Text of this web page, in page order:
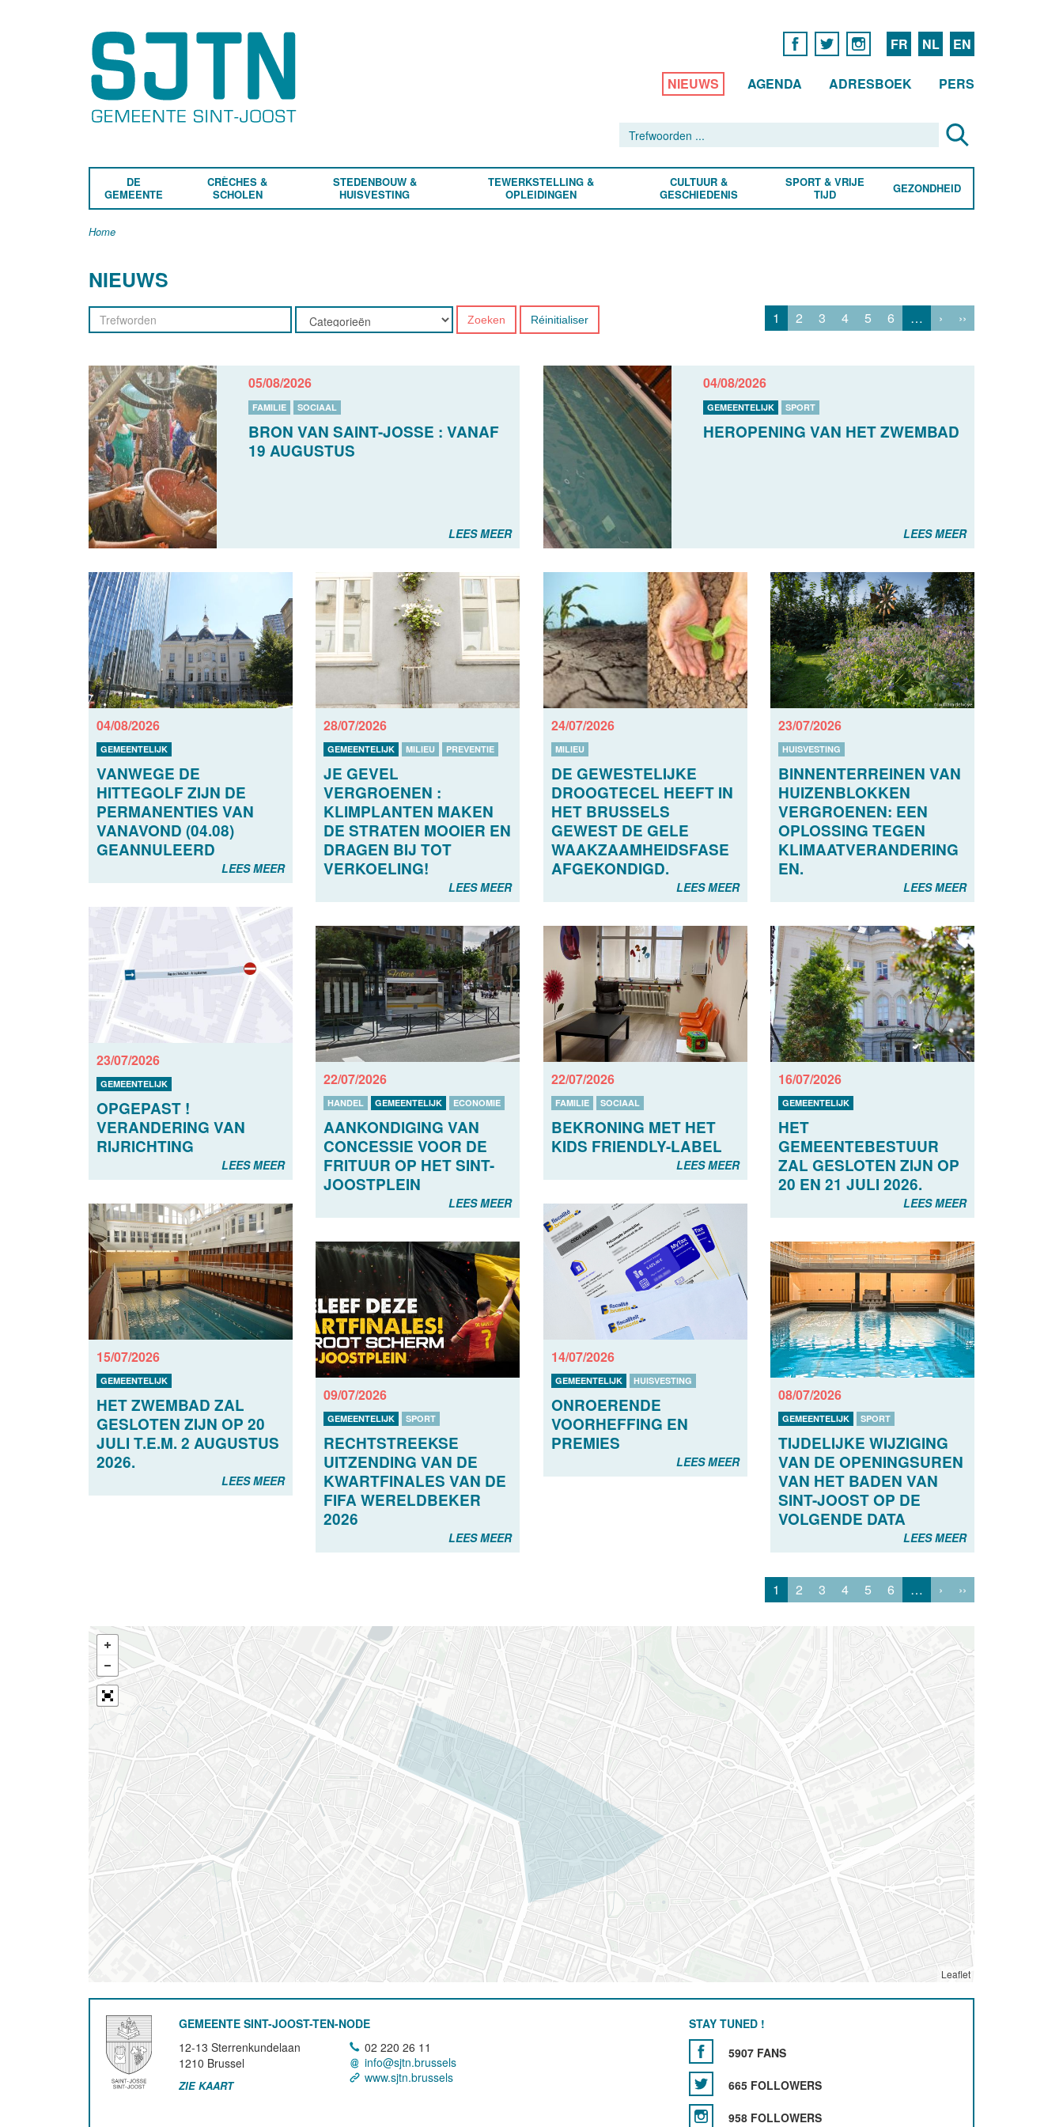
FR NL EN
NIEUWS AGENDA ADRESBOEK PERS
DE
GEMEENTE
CRÈCHES &
SCHOLEN
STEDENBOUW &
HUISVESTING
TEWERKSTELLING &
OPLEIDINGEN
CULTUUR &
GESCHIEDENIS
SPORT & VRIJE
TIJD
GEZONDHEID
Home
NIEUWS
Zoeken Réinitialiser 1 2 3 4 5 6 … › ››
05/08/2026
FAMILIE SOCIAAL
BRON VAN SAINT-JOSSE : VANAF
19 AUGUSTUS
LEES MEER
04/08/2026
GEMEENTELIJK SPORT
HEROPENING VAN HET ZWEMBAD
LEES MEER
04/08/2026
GEMEENTELIJK
VANWEGE DE
HITTEGOLF ZIJN DE
PERMANENTIES VAN
VANAVOND (04.08)
GEANNULEERD
LEES MEER
28/07/2026
GEMEENTELIJK MILIEU PREVENTIE
JE GEVEL
VERGROENEN :
KLIMPLANTEN MAKEN
DE STRATEN MOOIER EN
DRAGEN BIJ TOT
VERKOELING!
LEES MEER
24/07/2026
MILIEU
DE GEWESTELIJKE
DROOGTECEL HEEFT IN
HET BRUSSELS
GEWEST DE GELE
WAAKZAAMHEIDSFASE
AFGEKONDIGD.
LEES MEER
23/07/2026
HUISVESTING
BINNENTERREINEN VAN
HUIZENBLOKKEN
VERGROENEN: EEN
OPLOSSING TEGEN
KLIMAATVERANDERING
EN.
LEES MEER
23/07/2026
GEMEENTELIJK
OPGEPAST !
VERANDERING VAN
RIJRICHTING
LEES MEER
22/07/2026
HANDEL GEMEENTELIJK ECONOMIE
AANKONDIGING VAN
CONCESSIE VOOR DE
FRITUUR OP HET SINT-
JOOSTPLEIN
LEES MEER
22/07/2026
FAMILIE SOCIAAL
BEKRONING MET HET
KIDS FRIENDLY-LABEL
LEES MEER
16/07/2026
GEMEENTELIJK
HET
GEMEENTEBESTUUR
ZAL GESLOTEN ZIJN OP
20 EN 21 JULI 2026.
LEES MEER
15/07/2026
GEMEENTELIJK
HET ZWEMBAD ZAL
GESLOTEN ZIJN OP 20
JULI T.E.M. 2 AUGUSTUS
2026.
LEES MEER
14/07/2026
GEMEENTELIJK HUISVESTING
ONROERENDE
VOORHEFFING EN
PREMIES
LEES MEER
09/07/2026
GEMEENTELIJK SPORT
RECHTSTREEKSE
UITZENDING VAN DE
KWARTFINALES VAN DE
FIFA WERELDBEKER
2026
LEES MEER
08/07/2026
GEMEENTELIJK SPORT
TIJDELIJKE WIJZIGING
VAN DE OPENINGSUREN
VAN HET BADEN VAN
SINT-JOOST OP DE
VOLGENDE DATA
LEES MEER
1 2 3 4 5 6 … › ››
Leaflet
GEMEENTE SINT-JOOST-TEN-NODE
12-13 Sterrenkundelaan
1210 Brussel
ZIE KAART
02 220 26 11
info@sjtn.brussels
www.sjtn.brussels
STAY TUNED !
5907 FANS
665 FOLLOWERS
958 FOLLOWERS